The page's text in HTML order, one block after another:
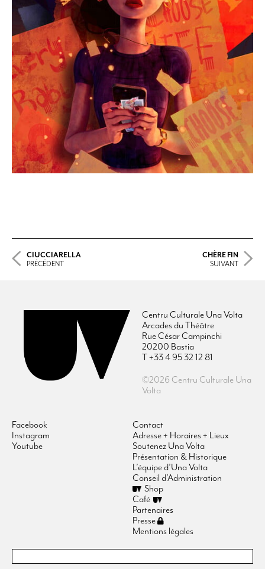
CIUCCIARELLA
PRÉCÉDENT
CHÈRE FIN
SUIVANT
Centru Culturale Una Volta
Arcades du Théâtre
Rue César Campinchi
20200 Bastia
T +33 4 95 32 12 81
©2026 Centru Culturale Una
Volta
Facebook
Instagram
Youtube
Contact
Adresse + Horaires + Lieux
Soutenez Una Volta
Présentation & Historique
L’équipe d’Una Volta
Conseil d’Administration
Shop
Café
Partenaires
Presse
Mentions légales